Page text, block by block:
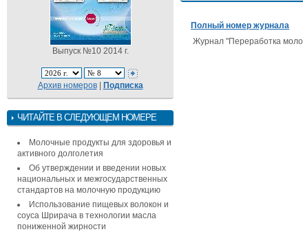
Выпуск №10 2014 г.
Архив номеров| Подписка
ЧИТАЙТЕ В СЛЕДУЮЩЕМ НОМЕРЕ
Молочные продукты для здоровья и
активного долголетия
Об утверждении и введении новых
национальных и межгосударственных
стандартов на молочную продукцию
Использование пищевых волокон и
соуса Шрирача в технологии масла
пониженной жирности
Полный номер журнала
Журнал "Переработка